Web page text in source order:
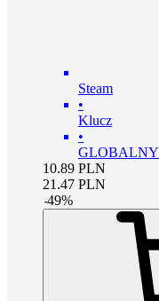
Steam
•
Klucz
•
GLOBALNY
10.89 PLN
21.47 PLN
-49%